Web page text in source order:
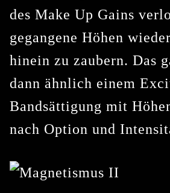
des Make Up Gains
gegangene Höhen
hinein zu zaubern. Das
dann ähnlich einem
Bandsättigung mit
nach Option und